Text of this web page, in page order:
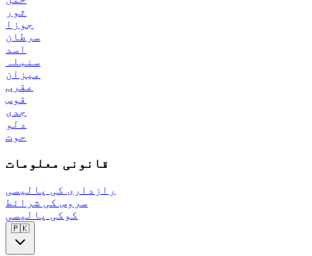
ثور
جوزا
سرطان
اسد
سنبلہ
میزان
عقرب
قوس
جدی
دلو
حوت
قانونی معلومات
رازداری کی پالیسی
سروس کی شرائط
کوکی پالیسی
🇵🇰